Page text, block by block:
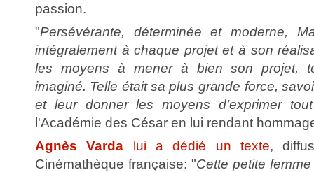
passion.
"Persévérante, déterminée et moderne,
intégralement à chaque projet et à son
les moyens à mener à bien son projet,
imaginé. Telle était sa plus grande force,
et leur donner les moyens d’exprimer
l'Académie des César en lui rendant
Agnès Varda lui a dédié un texte,
Cinémathèque française: "Cette petite